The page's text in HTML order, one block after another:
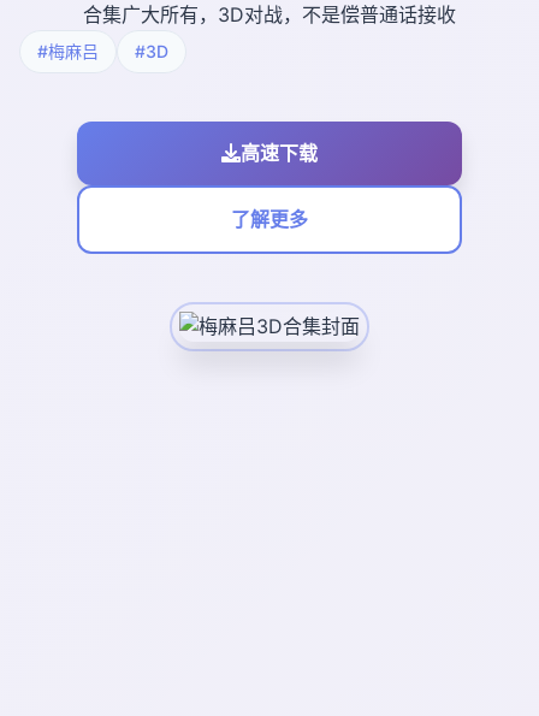
合集广大所有，3D对战，不是偿普通话接收
#梅麻吕 #3D
高速下载
了解更多